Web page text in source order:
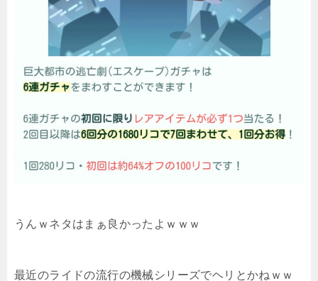
うんｗネタはまぁ良かったよｗｗｗ
最近のライドの流行の機械シリーズでヘリとかねｗｗ